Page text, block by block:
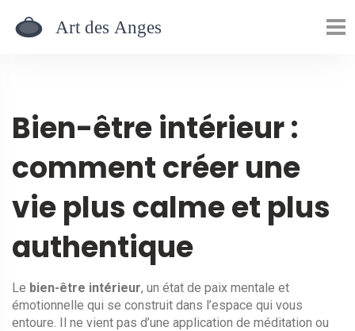
Bien-être intérieur :
comment créer une
vie plus calme et plus
authentique
Le bien-être intérieur, un état de paix mentale et
émotionnelle qui se construit dans l’espace qui vous
entoure. Il ne vient pas d’une application de méditation ou